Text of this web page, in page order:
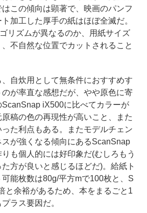
この傾向は顕著で、映画のパンフ
加工した厚手の紙はほぼ全滅だ。
リズムが異なるのか、用紙サイズ
不自然な位置でカットされること
自炊用として無条件におすすめす
が率直な感想だが、やや原色に寄
iX500に比べてカラーが
稿の色の再現性が高いこと、また
た利点もある。またモデルチェン
が強くなる傾向にあるScanSnap
も個人的には好印象だ(むしろもう
方が良いと感じるほどだ)。給紙ト
能枚数は80g/平方mで100枚と、S
と余裕があるため、本をまるごと1
ラス要因だ。